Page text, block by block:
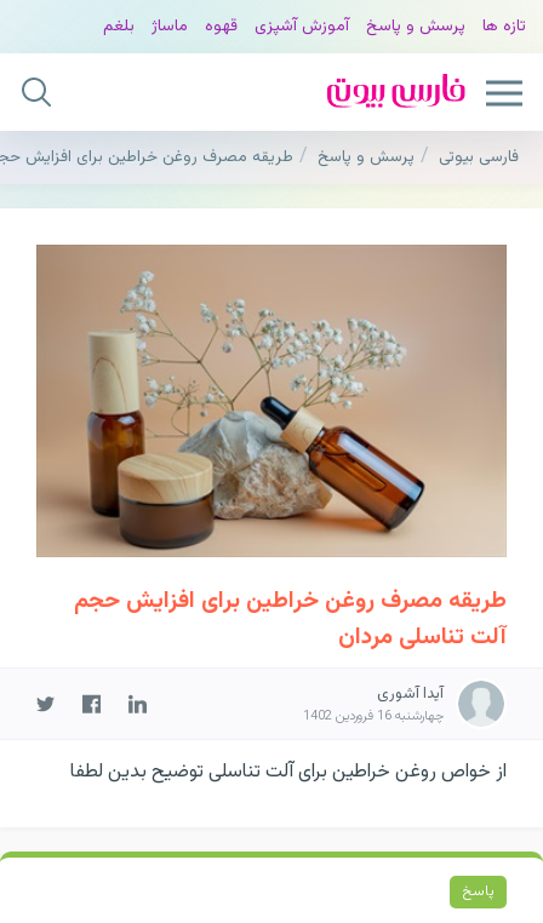
تازه ها پرسش و پاسخ آموزش آشپزی قهوه ماساژ بلغم
فارسی بیوتی پرسش و پاسخ طریقه مصرف روغن خراطین برای افزایش
طریقه مصرف روغن خراطین برای افزایش حجم
آلت تناسلی مردان
آیدا آشوری
چهارشنبه 16 فروردین 1402
از خواص روغن خراطین برای آلت تناسلی توضیح بدین لطفا
پاسخ